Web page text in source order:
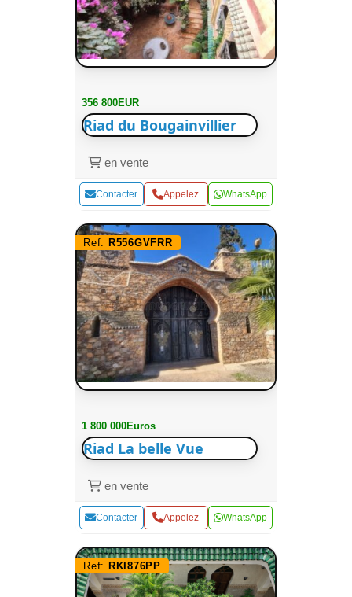
356 800EUR
Riad du Bougainvillier
en vente
Contacter Appelez WhatsApp
Ref: R556GVFRR
1 800 000Euros
Riad La belle Vue
en vente
Contacter Appelez WhatsApp
Ref: RKI876PP